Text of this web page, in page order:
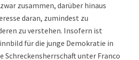
zusammen, darüber hinaus
daran, zumindest zu
zu verstehen. Insofern ist
für die junge Demokratie in
Schreckensherrschaft unter Franco